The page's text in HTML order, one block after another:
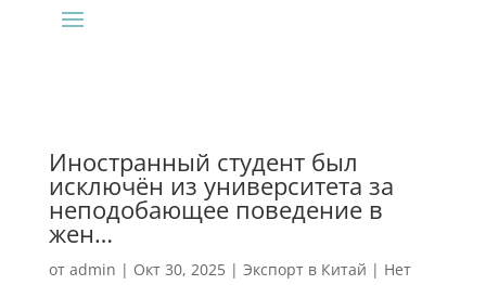
Иностранный студент был
исключён из университета за
неподобающее поведение в
жен…
от admin | Окт 30, 2025| Экспорт в Китай | Нет